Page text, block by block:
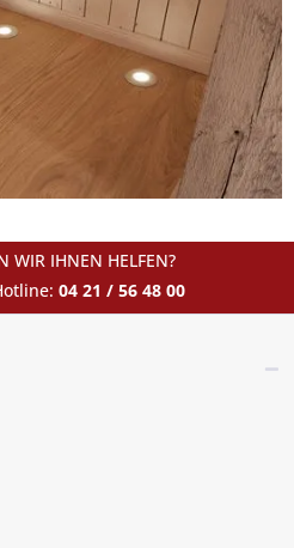
WIR IHNEN HELFEN?
04 21 / 56 48 00